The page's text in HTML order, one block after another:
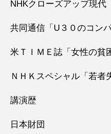
NHKクローズアップ現代
共同通信「U３０のコンパ
米ＴＩＭＥ誌「女性の貧
ＮＨＫスペシャル「若者
講演歴
日本財団